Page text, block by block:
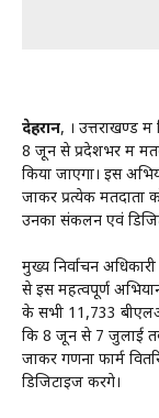
देहरादून, । उत्तराखण्ड
8 जून से प्रदेशभर में
किया जाएगा। इस
जाकर प्रत्येक मतदाता
उनका संकलन एवं
मुख्य निर्वाचन
से इस महत्वपूर्ण
के सभी 11,733
कि 8 जून से 7 जुलाई
जाकर गणना फार्म
डिजिटाइज करेंगे।